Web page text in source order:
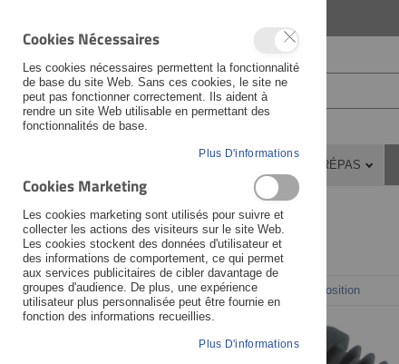
PRÉPAS
Fabricant
Veuillez sélectionner ...
Cookies Nécessaires
Les cookies nécessaires permettent la fonctionnalité
de base du site Web. Sans ces cookies, le site ne
peut pas fonctionner correctement. Ils aident à
rendre un site Web utilisable en permettant des
fonctionnalités de base.
Plus D'informations
Cookies Marketing
Les cookies marketing sont utilisés pour suivre et
collecter les actions des visiteurs sur le site Web.
Les cookies stockent des données d'utilisateur et
des informations de comportement, ce qui permet
aux services publicitaires de cibler davantage de
groupes d'audience. De plus, une expérience
utilisateur plus personnalisée peut être fournie en
fonction des informations recueillies.
Plus D'informations